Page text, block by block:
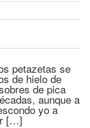
petazetas se
de hielo de
de pica
aunque a
yo a
[…]